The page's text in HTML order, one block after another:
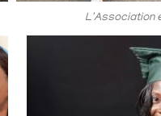
L'Association